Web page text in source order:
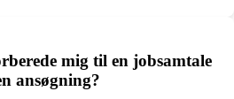
mig til en jobsamtale
ansøgning?